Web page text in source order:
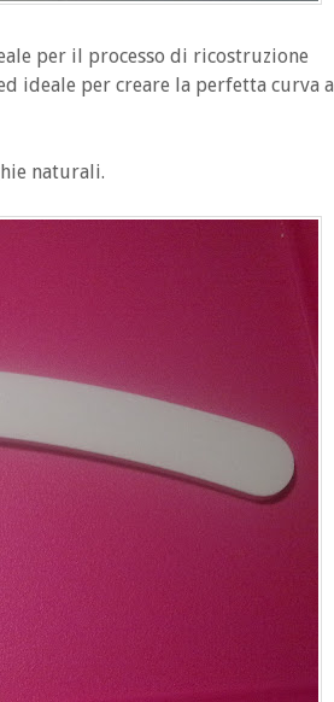
per il processo di ricostruzione
ideale per creare la perfetta curva a
naturali.